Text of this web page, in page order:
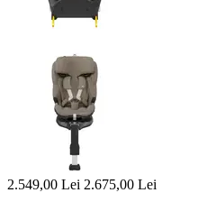
2.549,00 Lei 2.675,00 Lei